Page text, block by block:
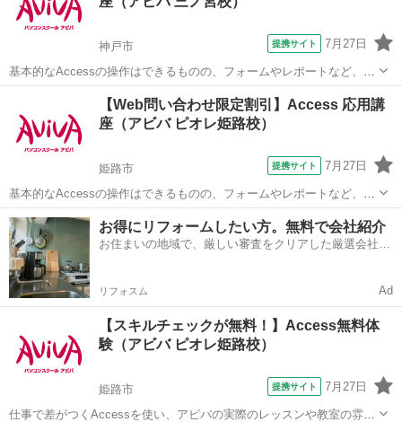
ル・クエリ・フォーム...
神戸市 提携サイト 7月27日
基本的なAccessの操作はできるものの、フォームやレポートなど、よ
り高度なデータベース作成を学びたい方にオススメの講座です。 ■学
レポート・マクロ・リレー...
アクセス
【Web問い合わせ限定割引】Access 応用講
座（アビバ ピオレ姫路校）
姫路市 提携サイト 7月27日
基本的なAccessの操作はできるものの、フォームやレポートなど、よ
り高度なデータベース作成を学びたい方にオススメの講座です。 ■学
習内容■ メインフォームとサブフォーム・順位のレポート・複数列の
レポート・マクロ・リレー...
兵庫 姫路市 アクセス
お得にリフォームしたい方。無料で会社紹介
お住まいの地域で、厳しい審査をクリアした厳選会社を
リフォスム Ad
【スキルチェックが無料！】Access無料体
験（アビバ ピオレ姫路校）
姫路市 提携サイト 7月27日
仕事で差がつくAccessを使い、アビバの実際のレッスンや教室の雰囲